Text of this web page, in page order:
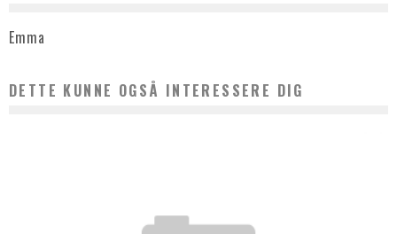
Emma
DETTE KUNNE OGSÅ INTERESSERE DIG